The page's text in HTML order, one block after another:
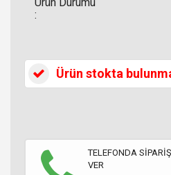
:
Ürün stokta
TELEFONDA SİPARİŞ
VER